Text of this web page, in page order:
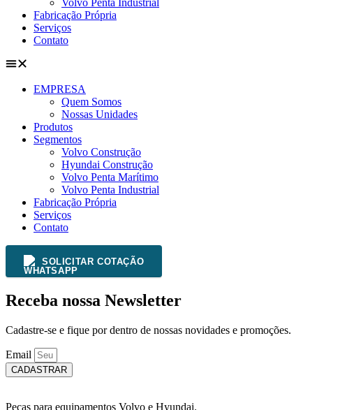
Volvo Penta Industrial
Fabricação Própria
Serviços
Contato
EMPRESA
Quem Somos
Nossas Unidades
Produtos
Segmentos
Volvo Construção
Hyundai Construção
Volvo Penta Marítimo
Volvo Penta Industrial
Fabricação Própria
Serviços
Contato
SOLICITAR COTAÇÃO
Receba nossa Newsletter
Cadastre-se e fique por dentro de nossas novidades e promoções.
Email
CADASTRAR
Peças para equipamentos Volvo e Hyundai.